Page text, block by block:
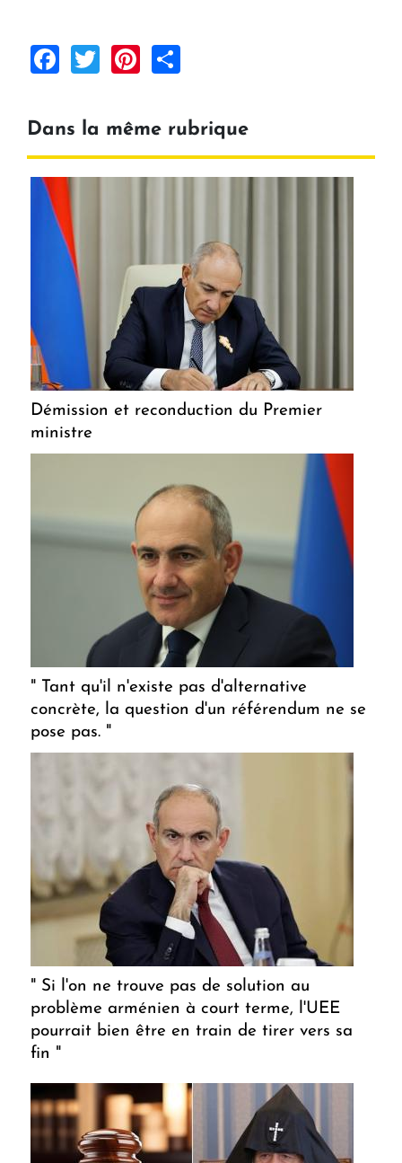
Facebook
TwitterPinterest
Dans la même rubrique
Démission et reconduction du Premier
ministre
" Tant qu'il n'existe pas d'alternative
concrète, la question d'un référendum ne se
pose pas. "
" Si l'on ne trouve pas de solution au
problème arménien à court terme, l'UEE
pourrait bien être en train de tirer vers sa
fin "